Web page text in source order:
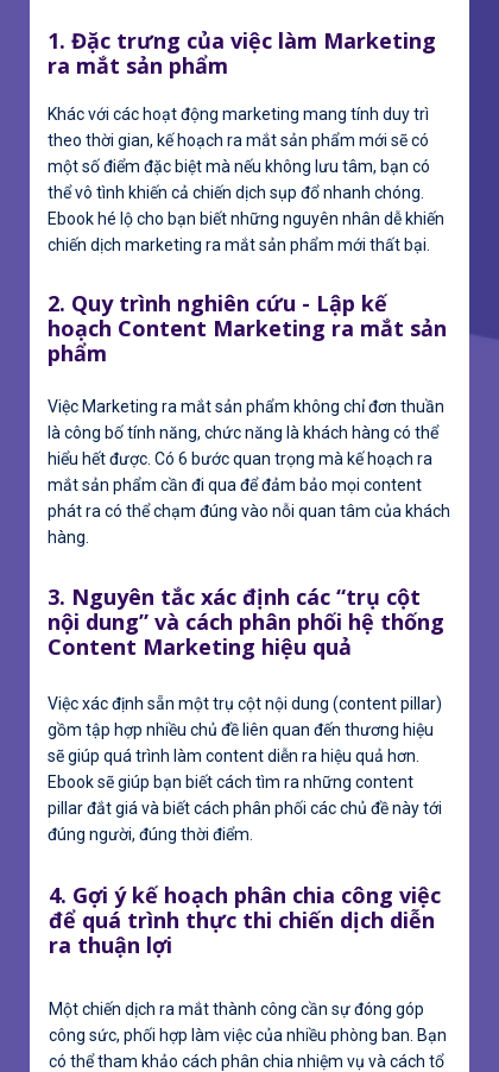
1. Đặc trưng của việc làm Marketing
ra mắt sản phẩm
Khác với các hoạt động marketing mang tính duy trì
theo thời gian, kế hoạch ra mắt sản phẩm mới sẽ có
một số điểm đặc biệt mà nếu không lưu tâm, bạn có
thể vô tình khiến cả chiến dịch sụp đổ nhanh chóng.
Ebook hé lộ cho bạn biết những nguyên nhân dễ khiến
chiến dịch marketing ra mắt sản phẩm mới thất bại.
2. Quy trình nghiên cứu - Lập kế
hoạch Content Marketing ra mắt sản
phẩm
Việc Marketing ra mắt sản phẩm không chỉ đơn thuần
là công bố tính năng, chức năng là khách hàng có thể
hiểu hết được. Có 6 bước quan trọng mà kế hoạch ra
mắt sản phẩm cần đi qua để đảm bảo mọi content
phát ra có thể chạm đúng vào nỗi quan tâm của khách
hàng.
3. Nguyên tắc xác định các “trụ cột
nội dung” và cách phân phối hệ thống
Content Marketing hiệu quả
Việc xác định sẵn một trụ cột nội dung (content pillar)
gồm tập hợp nhiều chủ đề liên quan đến thương hiệu
sẽ giúp quá trình làm content diễn ra hiệu quả hơn.
Ebook sẽ giúp bạn biết cách tìm ra những content
pillar đắt giá và biết cách phân phối các chủ đề này tới
đúng người, đúng thời điểm.
4. Gợi ý kế hoạch phân chia công việc
để quá trình thực thi chiến dịch diễn
ra thuận lợi
Một chiến dịch ra mắt thành công cần sự đóng góp
công sức, phối hợp làm việc của nhiều phòng ban. Bạn
có thể tham khảo cách phân chia nhiệm vụ và cách tổ